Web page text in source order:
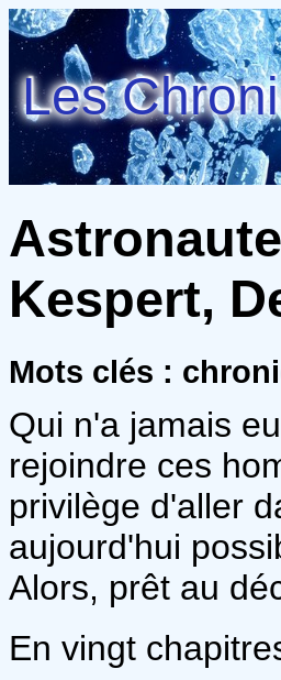
Les
Kespert,
Mots clés :
Qui n'a jamais
rejoindre ces
privilège d'aller
aujourd'hui
Alors, prêt au
En vingt